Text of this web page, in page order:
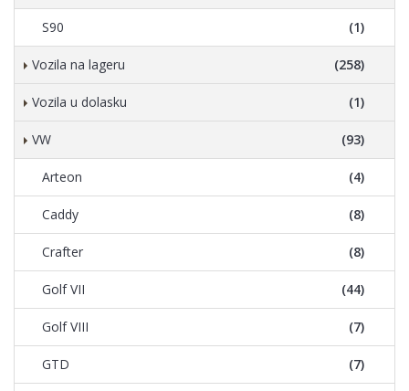
S90 (1)
Vozila na lageru (258)
Vozila u dolasku (1)
VW (93)
Arteon (4)
Caddy (8)
Crafter (8)
Golf VII (44)
Golf VIII (7)
GTD (7)